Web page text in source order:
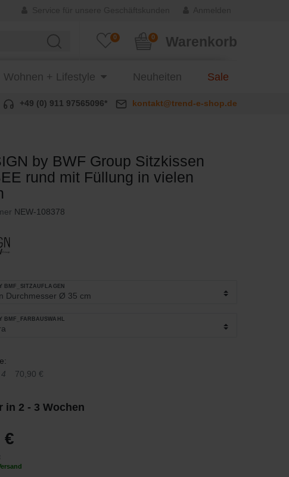
0 Warenkorb
0
Wohnen + Lifestyle Neuheiten Sale
+49 (0) 911 97565096* kontakt@trend-e-shop.de
by BWF Group Sitzkissen
rund mit Füllung in vielen
NEW-108378
BMF_SITZAUFLAGEN
BMF_FARBAUSWAHL
70,90 €
in 2 - 3 Wochen
€